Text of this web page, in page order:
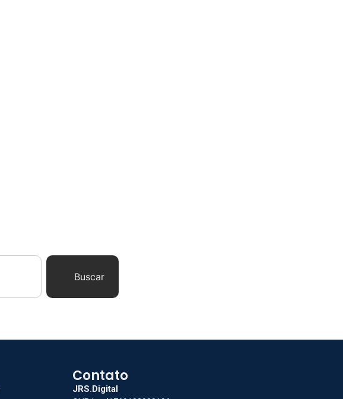
Buscar
Contato
JRS.Digital